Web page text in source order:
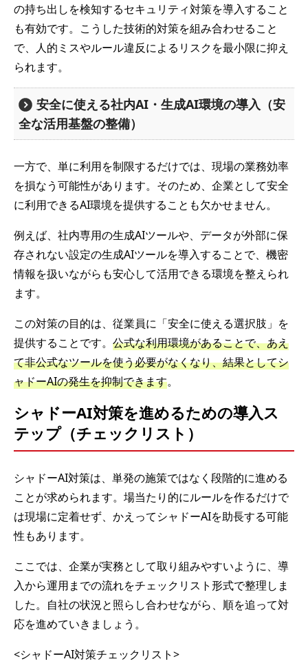
の持ち出しを検知するセキュリティ対策を導入すること
も有効です。こうした技術的対策を組み合わせること
で、人的ミスやルール違反によるリスクを最小限に抑え
られます。
安全に使える社内AI・生成AI環境の導入（安
全な活用基盤の整備）
一方で、単に利用を制限するだけでは、現場の業務効率
を損なう可能性があります。そのため、企業として安全
に利用できるAI環境を提供することも欠かせません。
例えば、社内専用の生成AIツールや、データが外部に保
存されない設定の生成AIツールを導入することで、機密
情報を扱いながらも安心して活用できる環境を整えられ
ます。
この対策の目的は、従業員に「安全に使える選択肢」を
提供することです。 公式な利用環境があることで、あえ
て非公式なツールを使う必要がなくなり、結果としてシ
ャドーAIの発生を抑制できます。
シャドーAI対策を進めるための導入ス
テップ（チェックリスト）
シャドーAI対策は、単発の施策ではなく段階的に進める
ことが求められます。場当たり的にルールを作るだけで
は現場に定着せず、かえってシャドーAIを助長する可能
性もあります。
ここでは、企業が実務として取り組みやすいように、導
入から運用までの流れをチェックリスト形式で整理しま
した。自社の状況と照らし合わせながら、順を追って対
応を進めていきましょう。
<シャドーAI対策チェックリスト>